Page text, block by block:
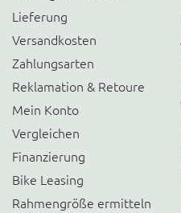
Lieferung
Versandkosten
Zahlungsarten
Reklamation & Retoure
Mein Konto
Vergleichen
Finanzierung
Bike Leasing
Rahmengröße ermitteln